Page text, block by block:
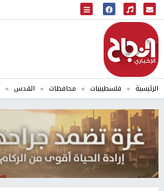
البث المباشر
إذاعة النجاح
الرئيسية فلسطينيات محافظات القدس